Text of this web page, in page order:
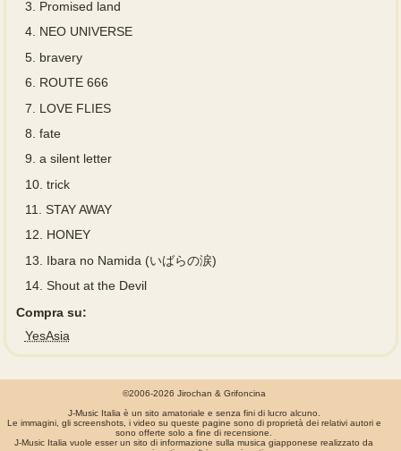
3.
Promised land
4. NEO UNIVERSE
5. bravery
6.
ROUTE 666
7.
LOVE FLIES
8. fate
9. a silent letter
10. trick
11.
STAY AWAY
12. HONEY
13.
Ibara no Namida (いばらの涙)
14. Shout at the Devil
Compra su:
YesAsia
©2006-2026 Jirochan & Grifoncina
J-Music Italia è un sito amatoriale e senza fini di lucro alcuno.
Le immagini, gli screenshots, i video su queste pagine sono di proprietà dei relativi autori e
sono offerte solo a fine di recensione.
J-Music Italia vuole esser un sito di informazione sulla musica giapponese realizzato da